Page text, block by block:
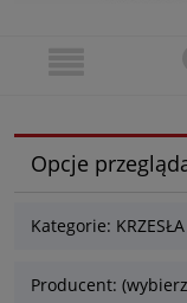
Opcje
Kategorie: KRZESŁA
Producent: